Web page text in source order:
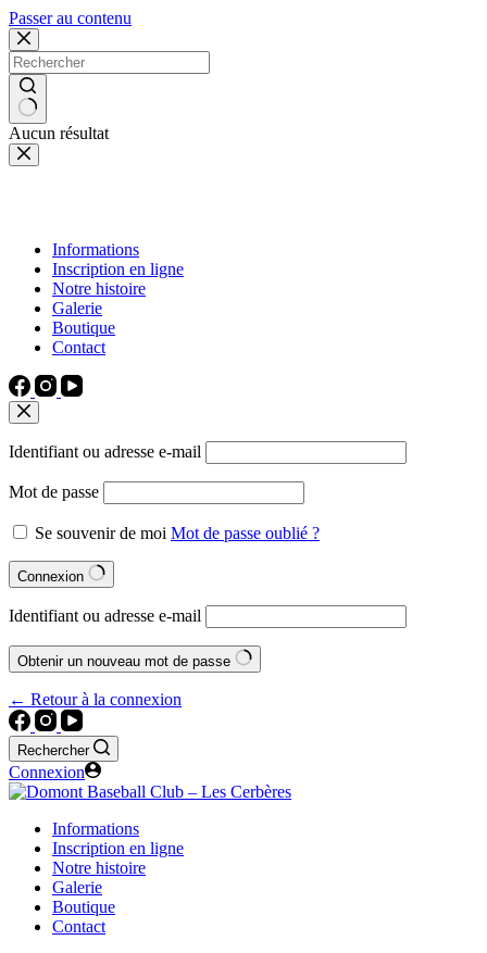
Passer au contenu
Aucun résultat
Informations
Inscription en ligne
Notre histoire
Galerie
Boutique
Contact
Identifiant ou adresse e-mail
Mot de passe
Se souvenir de moi Mot de passe oublié ?
Connexion
Identifiant ou adresse e-mail
Obtenir un nouveau mot de passe
← Retour à la connexion
Rechercher
Connexion
Informations
Inscription en ligne
Notre histoire
Galerie
Boutique
Contact